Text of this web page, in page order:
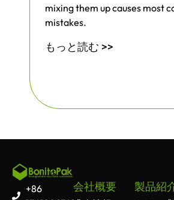
mixing them up causes most
mistakes.
もっと読む >>
+86
会社概要 製品紹